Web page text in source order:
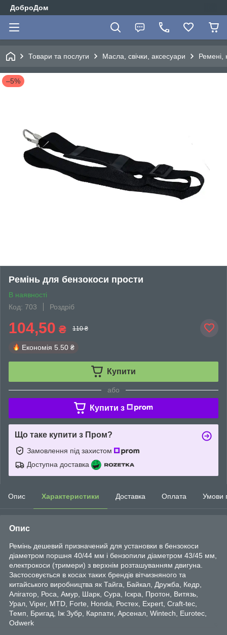
ДоброДом
Товари та послуги Масла, свічки, аксесуари Ремені,
–5%
Ремінь для бензокоси прости
В наявності
Код: 703
Роздріб
104,50 ₴ 110 ₴
Економія 5.50 ₴
Купити
або
Купити з
Що таке купити з Пром?
Замовлення під захистом
Доступна доставка
Опис Характеристики Доставка Оплата Умови
Опис
Ремінь дешевий призначений для установки в бензокоси
діаметром поршня 40/44 мм і бензопили діаметром 43/45 мм,
електрокоси (тримери) з верхнім розташуванням двигуна.
Застосовується в косах таких брендів вітчизняного та
китайського виробництва як Тайга, Байкал, Дружба, Кедр,
Алігатор, Роса, Амур, Шарк, Сура, Іскра, Протон, Витязь,
Урал, Viper, MTD, Forte, Honda, Ростех, Expert, Craft-tec,
Темп, Бригад, Іж Зубр, Карпати, Арсенал, Wintech, Eurotec,
Odwerk